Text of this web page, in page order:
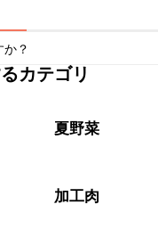
？
が目安です。なるべくお
カテゴリ
夏野菜
加工肉